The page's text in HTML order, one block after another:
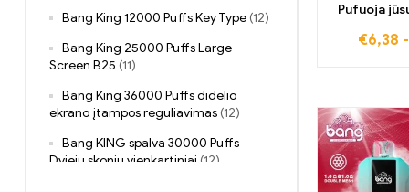
Pufuoja
€6,38 -
Bang King 12000 Puffs Key Type (12)
Bang King 25000 Puffs Large
Screen B25 (11)
Bang King 36000 Puffs didelio
ekrano įtampos reguliavimas (12)
Bang KING spalva 30000 Puffs
Dviejų skonių vienkartiniai (12)